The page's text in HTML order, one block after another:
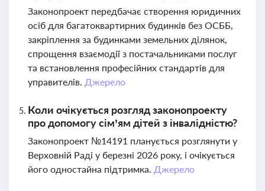
Законопроект передбачає створення юридичних
осіб для багатоквартирних будинків без ОСББ,
закріплення за будинками земельних ділянок,
спрощення взаємодії з постачальниками послуг
та встановлення професійних стандартів для
управителів. Джерело
Коли очікується розгляд законопроекту
про допомогу сім’ям дітей з інвалідністю?
Законопроект №14191 планується розглянути у
Верховній Раді у березні 2026 року, і очікується
його одностайна підтримка. Джерело